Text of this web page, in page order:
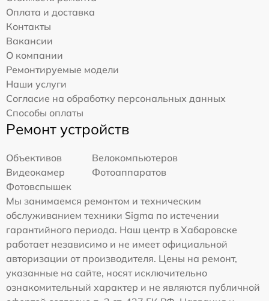
Оплата и доставка
Контакты
Вакансии
О компании
Ремонтируемые модели
Наши услуги
Согласие на обработку персональных данных
Способы оплаты
Ремонт устройств
Объективов
Велокомпьютеров
Видеокамер
Фотоаппаратов
Фотовспышек
Мы занимаемся ремонтом и техническим
обслуживанием техники Sigma по истечении
гарантийного периода. Наш центр в Хабаровске
работает независимо и не имеет официальной
авторизации от производителя. Цены на ремонт,
указанные на сайте, носят исключительно
ознакомительный характер и не являются публичной